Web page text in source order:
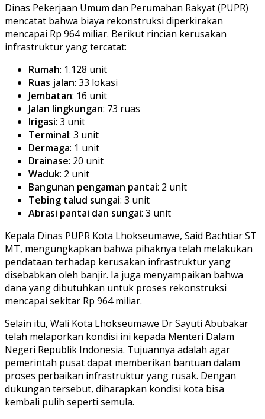
Dinas Pekerjaan Umum dan Perumahan Rakyat (PUPR)
mencatat bahwa biaya rekonstruksi diperkirakan
mencapai Rp 964 miliar. Berikut rincian kerusakan
infrastruktur yang tercatat:
Rumah: 1.128 unit
Ruas jalan: 33 lokasi
Jembatan: 16 unit
Jalan lingkungan: 73 ruas
Irigasi: 3 unit
Terminal: 3 unit
Dermaga: 1 unit
Drainase: 20 unit
Waduk: 2 unit
Bangunan pengaman pantai: 2 unit
Tebing talud sungai: 3 unit
Abrasi pantai dan sungai: 3 unit
Kepala Dinas PUPR Kota Lhokseumawe, Said Bachtiar ST
MT, mengungkapkan bahwa pihaknya telah melakukan
pendataan terhadap kerusakan infrastruktur yang
disebabkan oleh banjir. Ia juga menyampaikan bahwa
dana yang dibutuhkan untuk proses rekonstruksi
mencapai sekitar Rp 964 miliar.
Selain itu, Wali Kota Lhokseumawe Dr Sayuti Abubakar
telah melaporkan kondisi ini kepada Menteri Dalam
Negeri Republik Indonesia. Tujuannya adalah agar
pemerintah pusat dapat memberikan bantuan dalam
proses perbaikan infrastruktur yang rusak. Dengan
dukungan tersebut, diharapkan kondisi kota bisa
kembali pulih seperti semula.